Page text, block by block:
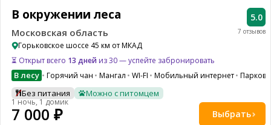
7 отзывов
5.0
В окружении леса
Московская область
Горьковское шоссе 45 км от МКАД
⏳ Открыт всего 13 дней из 30 — успейте забронировать
В лесу Горячий чан Мангал WI-FI Мобильный интернет
Без питания Можно с питомцем
1 ночь, 1 домик
7 000 ₽ Выбрать